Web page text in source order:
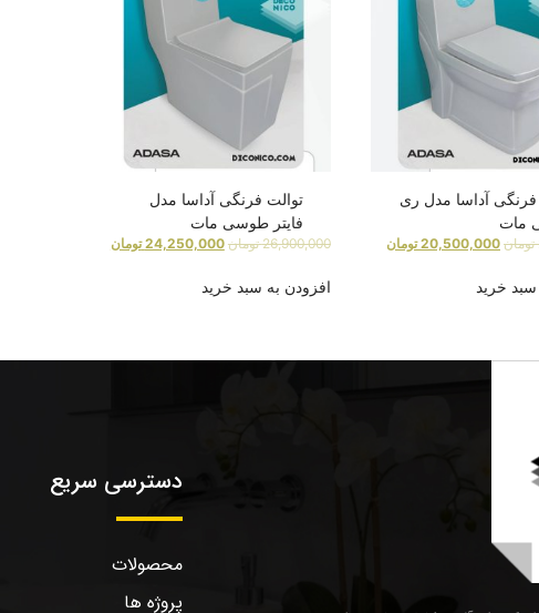
فرنگی آداسا مدل ری
مات
تومان 20,500,000 تومان
سبد خرید
توالت فرنگی آداسا مدل
فایتر طوسی مات
26,900,000 تومان 24,250,000 تومان
افزودن به سبد خرید
دسترسی سریع
محصولات
پروژه ها